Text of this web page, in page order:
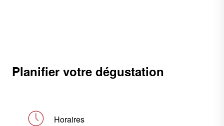
Planifier votre dégustation
Horaires